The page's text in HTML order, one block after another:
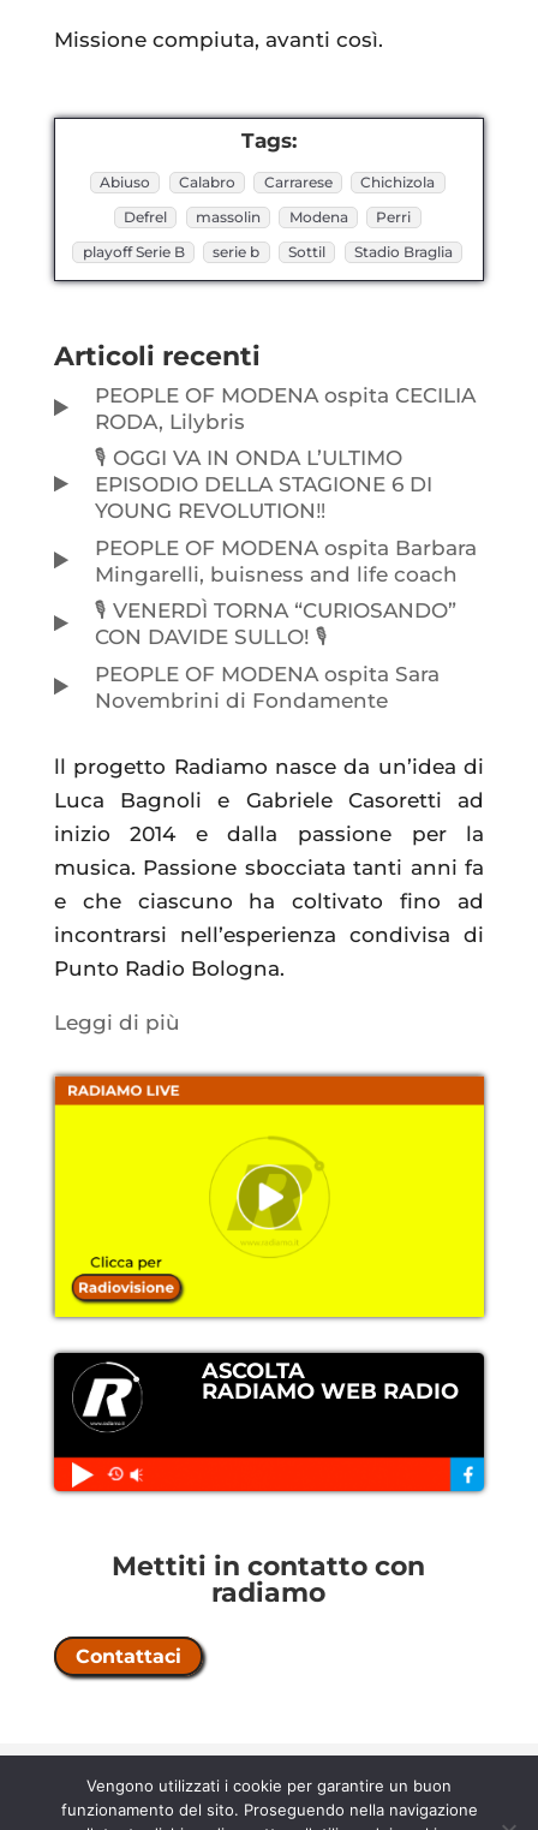
Missione compiuta, avanti così.
Tags:
Abiuso Calabro Carrarese
Chichizola
Defrel
massolin Modena
Perri
playoff Serie B
serie b Sottil Stadio Braglia
Articoli recenti
PEOPLE OF MODENA ospita CECILIA
RODA, Lilybris
🎙️ OGGI VA IN ONDA L’ULTIMO
EPISODIO DELLA STAGIONE 6 DI
YOUNG REVOLUTION‼️
PEOPLE OF MODENA ospita Barbara
Mingarelli, buisness and life coach
🎙️ VENERDÌ TORNA “CURIOSANDO”
CON DAVIDE SULLO! 🎙️
PEOPLE OF MODENA ospita Sara
Novembrini di Fondamente
ll progetto Radiamo nasce da un’idea di
Luca Bagnoli e Gabriele Casoretti ad
inizio 2014 e dalla passione per la
musica. Passione sbocciata tanti anni fa
e che ciascuno ha coltivato fino ad
incontrarsi nell’esperienza condivisa di
Punto Radio Bologna.
Leggi di più
ASCOLTA
RADIAMO WEB RADIO
Mettiti in contatto con
radiamo
Contattaci
n° 202500000067 |
contratto 58/5/21
Vengono utilizzati i cookie per garantire un buon
funzionamento del sito. Proseguendo nella navigazione